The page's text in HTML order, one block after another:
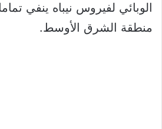
الوبائي لفيروس نيباه ينفي
منطقة الشرق الأوسط.